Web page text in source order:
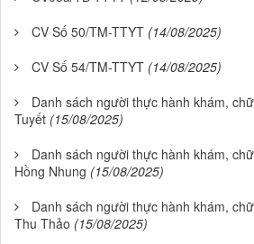
CV Số 50/TM-TTYT (14/08/2025)
CV Số 54/TM-TTYT (14/08/2025)
Danh sách người thực hành khám,
Tuyết (15/08/2025)
Danh sách người thực hành khám,
Hồng Nhung (15/08/2025)
Danh sách người thực hành khám,
Thu Thảo (15/08/2025)